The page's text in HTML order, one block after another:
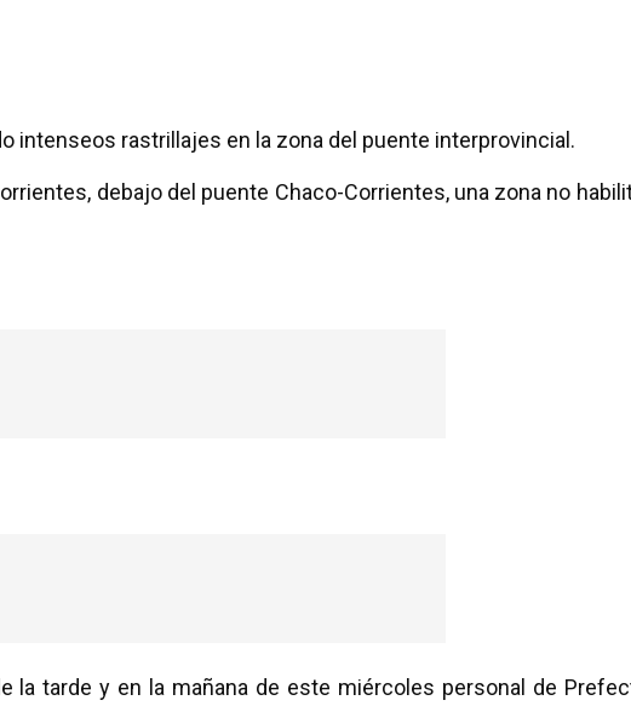
intenseos rastrillajes en la zona del puente interprovincial.
debajo del puente Chaco-Corrientes, una zona no
la tarde y en la mañana de este miércoles personal de